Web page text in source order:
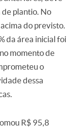
de plantio. No
do previsto.
da área inicial foi
momento de
o
dessa
R$ 95,8